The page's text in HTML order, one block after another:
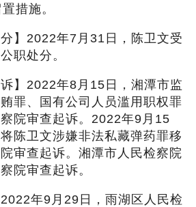
措施。
2022年7月31日，陈卫文受
职处分。
2022年8月15日，湘潭市监
罪、国有公司人员滥用职权罪
院审查起诉。2022年9月15
陈卫文涉嫌非法私藏弹药罪移
审查起诉。湘潭市人民检察院
院审查起诉。
年9月29日，雨湖区人民检